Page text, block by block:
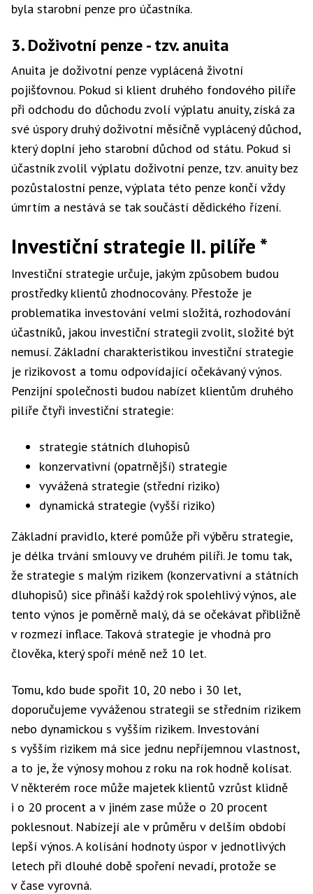
byla starobní penze pro účastníka.
3. Doživotní penze - tzv. anuita
Anuita je doživotní penze vyplácená životní
pojišťovnou. Pokud si klient druhého fondového pilíře
při odchodu do důchodu zvolí výplatu anuity, získá za
své úspory druhý doživotní měsíčně vyplácený důchod,
který doplní jeho starobní důchod od státu. Pokud si
účastník zvolil výplatu doživotní penze, tzv. anuity bez
pozůstalostní penze, výplata této penze končí vždy
úmrtím a nestává se tak součástí dědického řízení.
Investiční strategie II. pilíře *
Investiční strategie určuje, jakým způsobem budou
prostředky klientů zhodnocovány. Přestože je
problematika investování velmi složitá, rozhodování
účastníků, jakou investiční strategii zvolit, složité být
nemusí. Základní charakteristikou investiční strategie
je rizikovost a tomu odpovídající očekávaný výnos.
Penzijní společnosti budou nabízet klientům druhého
pilíře čtyři investiční strategie:
strategie státních dluhopisů
konzervativní (opatrnější) strategie
vyvážená strategie (střední riziko)
dynamická strategie (vyšší riziko)
Základní pravidlo, které pomůže při výběru strategie,
je délka trvání smlouvy ve druhém pilíři. Je tomu tak,
že strategie s malým rizikem (konzervativní a státních
dluhopisů) sice přináší každý rok spolehlivý výnos, ale
tento výnos je poměrně malý, dá se očekávat přibližně
v rozmezí inflace. Taková strategie je vhodná pro
člověka, který spoří méně než 10 let.
Tomu, kdo bude spořit 10, 20 nebo i 30 let,
doporučujeme vyváženou strategii se středním rizikem
nebo dynamickou s vyšším rizikem. Investování
s vyšším rizikem má sice jednu nepříjemnou vlastnost,
a to je, že výnosy mohou z roku na rok hodně kolísat.
V některém roce může majetek klientů vzrůst klidně
i o 20 procent a v jiném zase může o 20 procent
poklesnout. Nabízejí ale v průměru v delším období
lepší výnos. A kolísání hodnoty úspor v jednotlivých
letech při dlouhé době spoření nevadí, protože se
v čase vyrovná.